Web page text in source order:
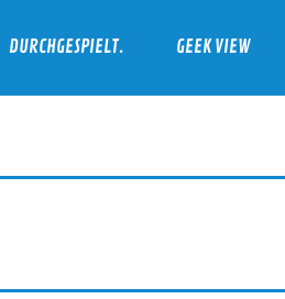
DURCHGESPIELT. GEEK VIEW